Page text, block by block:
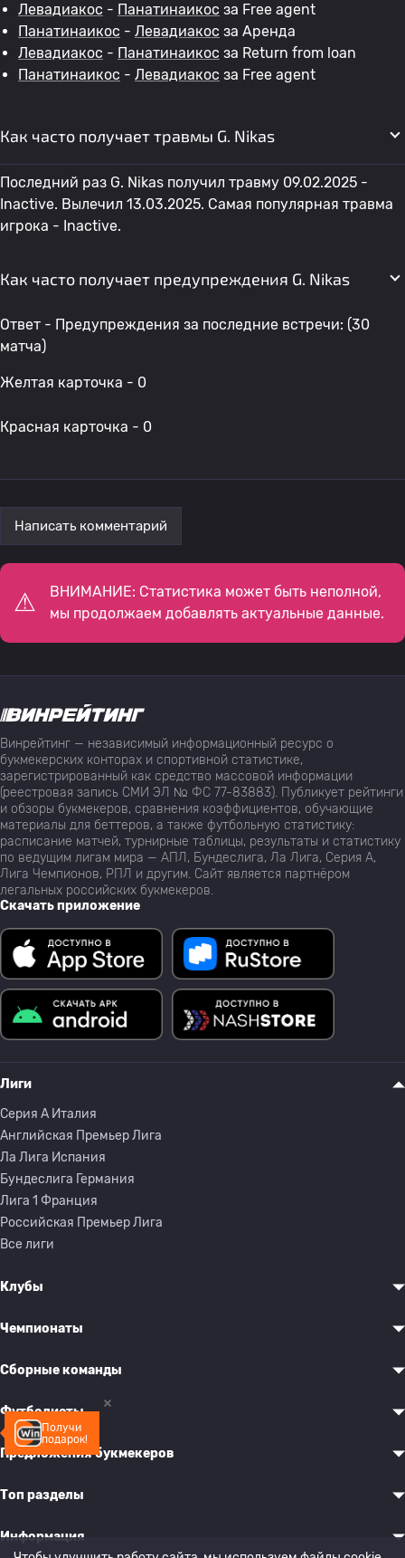
Левадиакос - Панатинаикос за Free agent
Панатинаикос - Левадиакос за Аренда
Левадиакос - Панатинаикос за Return from loan
Панатинаикос - Левадиакос за Free agent
Как часто получает травмы G. Nikas
Последний раз G. Nikas получил травму 09.02.2025 -
Inactive. Вылечил 13.03.2025. Самая популярная травма
игрока - Inactive.
Как часто получает предупреждения G. Nikas
Ответ - Предупреждения за последние встречи: (30
матча)
Желтая карточка - 0
Красная карточка - 0
Написать комментарий
ВНИМАНИЕ: Статистика может быть неполной,
мы продолжаем добавлять актуальные данные.
Получи
подарок!
Винрейтинг — независимый информационный ресурс о
букмекерских конторах и спортивной статистике,
зарегистрированный как средство массовой информации
(реестровая запись СМИ ЭЛ № ФС 77-83883). Публикует рейтинги
и обзоры букмекеров, сравнения коэффициентов, обучающие
материалы для беттеров, а также футбольную статистику:
расписание матчей, турнирные таблицы, результаты и статистику
по ведущим лигам мира — АПЛ, Бундеслига, Ла Лига, Серия А,
Лига Чемпионов, РПЛ и другим. Сайт является партнёром
легальных российских букмекеров.
Скачать приложение
Лиги
Серия A Италия
Английская Премьер Лига
Ла Лига Испания
Бундеслига Германия
Лига 1 Франция
Российская Премьер Лига
Все лиги
Клубы
Чемпионаты
Сборные команды
Футболисты
Предложения букмекеров
Топ разделы
Информация